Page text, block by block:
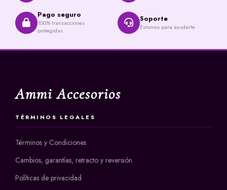
Pago seguro
100% transacciones
protegidas
Soporte
Estamos para ayudarte
Ammi Accesorios
TÉRMINOS LEGALES
Términos y Condiciones
Cambios, garantías, retracto y reversión
Políticas de privacidad